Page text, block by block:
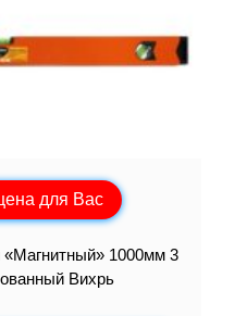
для Вас
1000мм 3
Вихрь